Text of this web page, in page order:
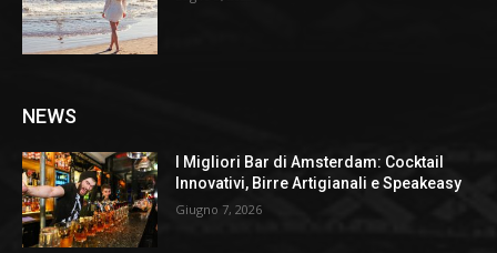
NEWS
I Migliori Bar di Amsterdam: Cocktail
Innovativi, Birre Artigianali e Speakeasy
Giugno 7, 2026